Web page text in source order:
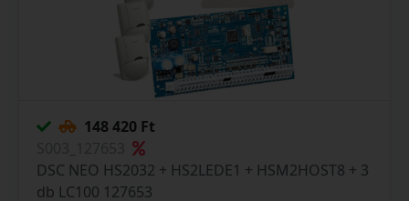
148 420 Ft
DSC NEO HS2032 + HS2LEDE1 + HSM2HOST8 + 3
db LC100 127653